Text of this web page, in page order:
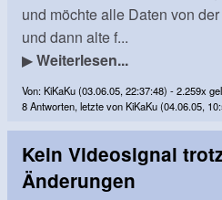
und möchte alle Daten von
und dann alte f...
▶Weiterlesen...
Von: KiKaKu (03.06.05, 22:37:48) - 2.259x
8 Antworten, letzte von KiKaKu (04.06.05,
Kein Videosignal
Änderungen